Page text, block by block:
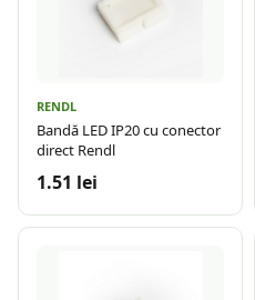
RENDL
Bandă LED IP20 cu conector
direct Rendl
1.51 lei